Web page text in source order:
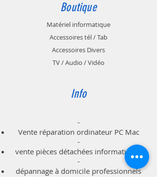
Boutique
Matériel informatique
Accessoires tél / Tab
Accessoires Divers
TV / Audio / Vidéo
Info
-
Vente réparation ordinateur PC Mac
-
vente pièces détachées informatiques
-
dépannage à domicile professionnels